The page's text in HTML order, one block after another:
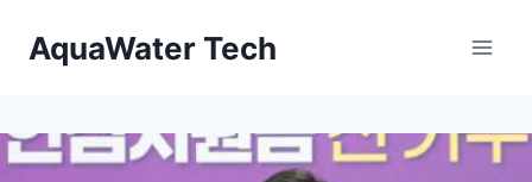
AquaWater Tech